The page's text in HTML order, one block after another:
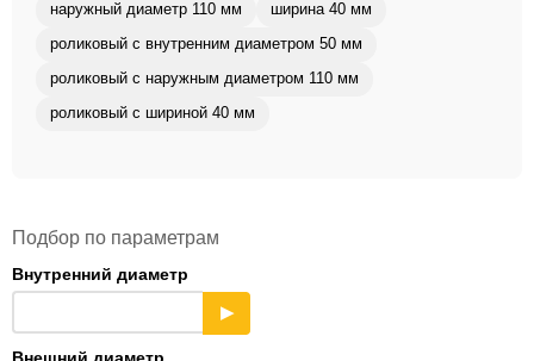
наружный диаметр 110 мм ширина 40 мм
роликовый с внутренним диаметром 50 мм
роликовый с наружным диаметром 110 мм
роликовый с шириной 40 мм
Подбор по параметрам
Внутренний диаметр
▶